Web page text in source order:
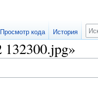
Просмотр кода История